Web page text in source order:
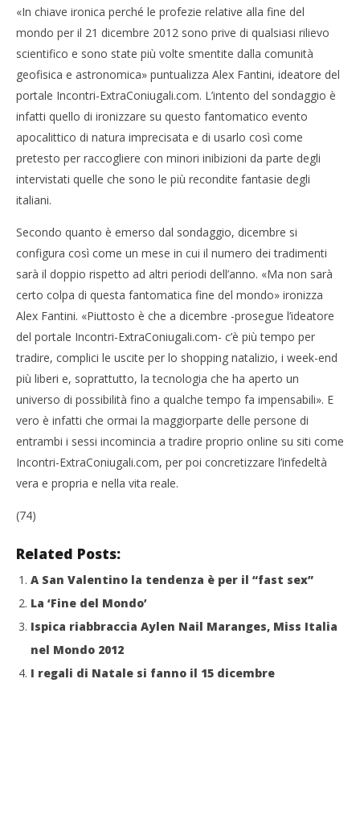
«In chiave ironica perché le profezie relative alla fine del
mondo per il 21 dicembre 2012 sono prive di qualsiasi rilievo
scientifico e sono state più volte smentite dalla comunità
geofisica e astronomica» puntualizza Alex Fantini, ideatore del
portale Incontri-ExtraConiugali.com. L’intento del sondaggio è
infatti quello di ironizzare su questo fantomatico evento
apocalittico di natura imprecisata e di usarlo così come
pretesto per raccogliere con minori inibizioni da parte degli
intervistati quelle che sono le più recondite fantasie degli
italiani.
Secondo quanto è emerso dal sondaggio, dicembre si
configura così come un mese in cui il numero dei tradimenti
sarà il doppio rispetto ad altri periodi dell’anno. «Ma non sarà
certo colpa di questa fantomatica fine del mondo» ironizza
Alex Fantini. «Piuttosto è che a dicembre -prosegue l’ideatore
del portale Incontri-ExtraConiugali.com- c’è più tempo per
tradire, complici le uscite per lo shopping natalizio, i week-end
più liberi e, soprattutto, la tecnologia che ha aperto un
universo di possibilità fino a qualche tempo fa impensabili». E
vero è infatti che ormai la maggiorparte delle persone di
entrambi i sessi incomincia a tradire proprio online su siti come
Incontri-ExtraConiugali.com, per poi concretizzare l’infedeltà
vera e propria e nella vita reale.
(74)
Related Posts:
A San Valentino la tendenza è per il “fast sex”
La ‘Fine del Mondo’
Ispica riabbraccia Aylen Nail Maranges, Miss Italia
nel Mondo 2012
I regali di Natale si fanno il 15 dicembre